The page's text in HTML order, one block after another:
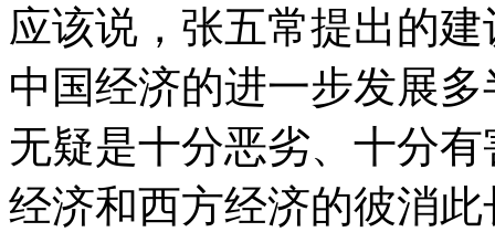
应该说，张五常提出的
中国经济的进一步发展
无疑是十分恶劣、十分
经济和西方经济的彼消